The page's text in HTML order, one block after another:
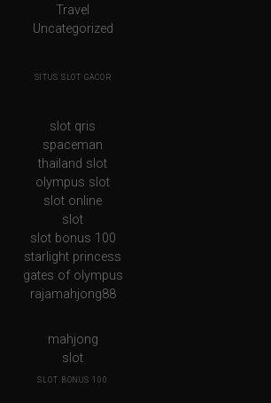
Travel
Uncategorized
SITUS SLOT GACOR
slot qris
spaceman
thailand slot
olympus slot
slot online
slot
slot bonus 100
starlight princess
gates of olympus
rajamahjong88
mahjong
slot
SLOT BONUS 100